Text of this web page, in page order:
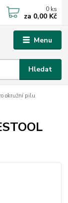
Menu
Hledat
0 ks
za 0,00 Kč
okružní pilu